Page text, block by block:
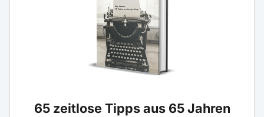
65 zeitlose Tipps aus 65 Jahren